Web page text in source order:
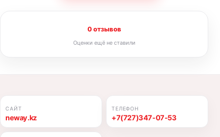
0 отзывов
Оценки ещё не ставили
САЙТ
neway.kz
ТЕЛЕФОН
+7(727)347-07-53